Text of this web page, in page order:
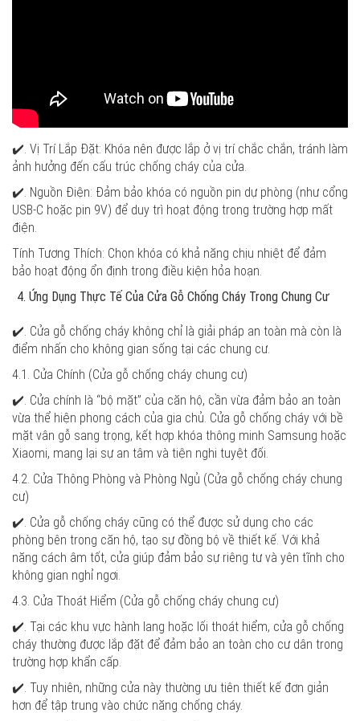
✔️. Vị Trí Lắp Đặt: Khóa nên được lắp ở vị trí chắc chắn, tránh làm
ảnh hưởng đến cấu trúc chống cháy của cửa.
✔️. Nguồn Điện: Đảm bảo khóa có nguồn pin dự phòng (như cổng
USB-C hoặc pin 9V) để duy trì hoạt động trong trường hợp mất
điện.
Tính Tương Thích: Chọn khóa có khả năng chịu nhiệt để đảm
bảo hoạt động ổn định trong điều kiện hỏa hoạn.
Ứng Dụng Thực Tế Của Cửa Gỗ Chống Cháy Trong Chung Cư
✔️. Cửa gỗ chống cháy không chỉ là giải pháp an toàn mà còn là
điểm nhấn cho không gian sống tại các chung cư.
4.1. Cửa Chính (Cửa gỗ chống cháy chung cư)
✔️. Cửa chính là “bộ mặt” của căn hộ, cần vừa đảm bảo an toàn
vừa thể hiện phong cách của gia chủ. Cửa gỗ chống cháy với bề
mặt vân gỗ sang trọng, kết hợp khóa thông minh Samsung hoặc
Xiaomi, mang lại sự an tâm và tiện nghi tuyệt đối.
4.2. Cửa Thông Phòng và Phòng Ngủ (Cửa gỗ chống cháy chung
cư)
✔️. Cửa gỗ chống cháy cũng có thể được sử dụng cho các
phòng bên trong căn hộ, tạo sự đồng bộ về thiết kế. Với khả
năng cách âm tốt, cửa giúp đảm bảo sự riêng tư và yên tĩnh cho
không gian nghỉ ngơi.
4.3. Cửa Thoát Hiểm (Cửa gỗ chống cháy chung cư)
✔️. Tại các khu vực hành lang hoặc lối thoát hiểm, cửa gỗ chống
cháy thường được lắp đặt để đảm bảo an toàn cho cư dân trong
trường hợp khẩn cấp.
✔️. Tuy nhiên, những cửa này thường ưu tiên thiết kế đơn giản
hơn để tập trung vào chức năng chống cháy.